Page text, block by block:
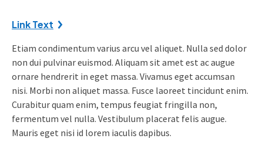
Link Text
Etiam condimentum varius arcu vel aliquet. Nulla sed dolor
non dui pulvinar euismod. Aliquam sit amet est ac augue
ornare hendrerit in eget massa. Vivamus eget accumsan
nisi. Morbi non aliquet massa. Fusce laoreet tincidunt enim.
Curabitur quam enim, tempus feugiat fringilla non,
fermentum vel nulla. Vestibulum placerat felis augue.
Mauris eget nisi id lorem iaculis dapibus.